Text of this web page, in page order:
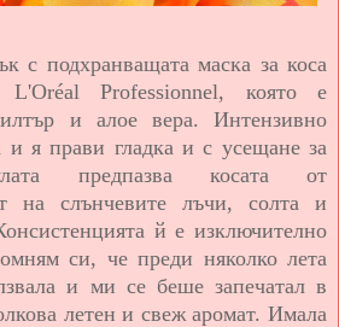
с подхранващата маска за коса
Professionnel, която e
и алое вера. Интензивно
и я прави гладка и с усещане за
предпазва косата от
на слънчевите лъчи, солта и
й е изключително
си, че преди няколко лета
и ми се беше запечатал в
летен и свеж аромат. Имала